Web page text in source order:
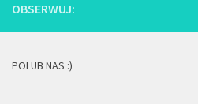
OBSERWUJ:
POLUB NAS :)